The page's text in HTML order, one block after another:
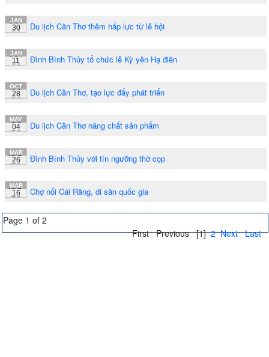
JAN
30 Du lịch Cần Thơ thêm hấp lực từ lễ hội
JAN
11 Đình Bình Thủy tổ chức lễ Kỳ yên Hạ điền
OCT
28 Du lịch Cần Thơ, tạo lực đẩy phát triển
MAY
04 Du lịch Cần Thơ nâng chất sản phẩm
MAR
26 Đình Bình Thủy với tín ngưỡng thờ cọp
MAR
16 Chợ nổi Cái Răng, di sản quốc gia
Page 1 of 2
First Previous [1] 2 Next Last